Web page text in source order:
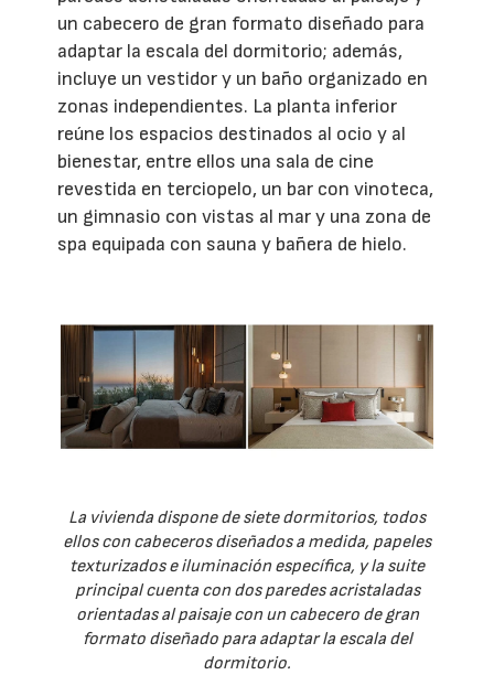
un cabecero de gran formato diseñado para
adaptar la escala del dormitorio; además,
incluye un vestidor y un baño organizado en
zonas independientes. La planta inferior
reúne los espacios destinados al ocio y al
bienestar, entre ellos una sala de cine
revestida en terciopelo, un bar con vinoteca,
un gimnasio con vistas al mar y una zona de
spa equipada con sauna y bañera de hielo.
La vivienda dispone de siete dormitorios, todos
ellos con cabeceros diseñados a medida, papeles
texturizados e iluminación específica, y la suite
principal cuenta con dos paredes acristaladas
orientadas al paisaje con un cabecero de gran
formato diseñado para adaptar la escala del
dormitorio.